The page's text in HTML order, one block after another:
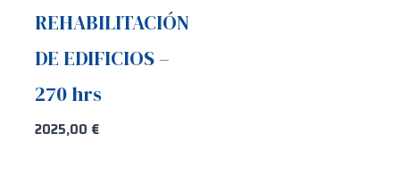
REHABILITACIÓN
DE EDIFICIOS –
270 hrs
2025,00 €